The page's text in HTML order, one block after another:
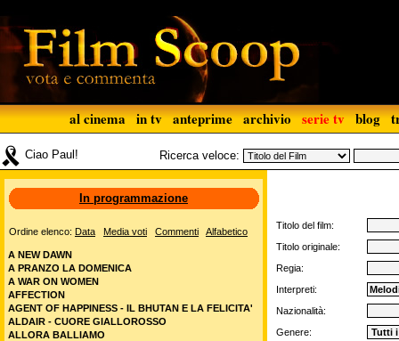
al cinema in tv anteprime archivio serie tv blog
Ciao Paul! Ricerca veloce:
Titolo del film:
Titolo originale:
Regia:
Interpreti:
Nazionalità:
Genere:
In programmazione
Ordine elenco: Data Media voti Commenti Alfabetico
A NEW DAWN
A PRANZO LA DOMENICA
A WAR ON WOMEN
AFFECTION
AGENT OF HAPPINESS - IL BHUTAN E LA FELICITA'
ALDAIR - CUORE GIALLOROSSO
ALLORA BALLIAMO